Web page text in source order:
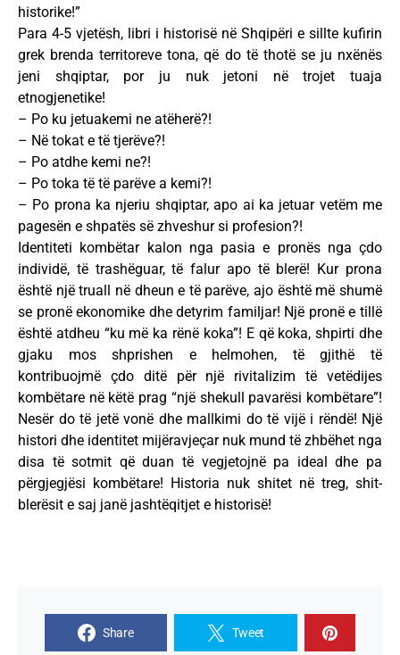
historike!”
Para 4-5 vjetësh, libri i historisë në Shqipëri e sillte kufirin
grek brenda territoreve tona, që do të thotë se ju nxënës
jeni shqiptar, por ju nuk jetoni në trojet tuaja
etnogjenetike!
– Po ku jetuakemi ne atëherë?!
– Në tokat e të tjerëve?!
– Po atdhe kemi ne?!
– Po toka të të parëve a kemi?!
– Po prona ka njeriu shqiptar, apo ai ka jetuar vetëm me
pagesën e shpatës së zhveshur si profesion?!
Identiteti kombëtar kalon nga pasia e pronës nga çdo
individë, të trashëguar, të falur apo të blerë! Kur prona
është një truall në dheun e të parëve, ajo është më shumë
se pronë ekonomike dhe detyrim familjar! Një pronë e tillë
është atdheu “ku më ka rënë koka”! E që koka, shpirti dhe
gjaku mos shprishen e helmohen, të gjithë të
kontribuojmë çdo ditë për një rivitalizim të vetëdijes
kombëtare në këtë prag “një shekull pavarësi kombëtare”!
Nesër do të jetë vonë dhe mallkimi do të vijë i rëndë! Një
histori dhe identitet mijëravjeçar nuk mund të zhbëhet nga
disa të sotmit që duan të vegjetojnë pa ideal dhe pa
përgjegjësi kombëtare! Historia nuk shitet në treg, shit-
blerësit e saj janë jashtëqitjet e historisë!
Share Tweet